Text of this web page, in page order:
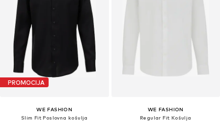
PROMOCIJA
WE FASHION
Slim Fit Poslovna košulja
WE FASHION
Regular Fit Košulja